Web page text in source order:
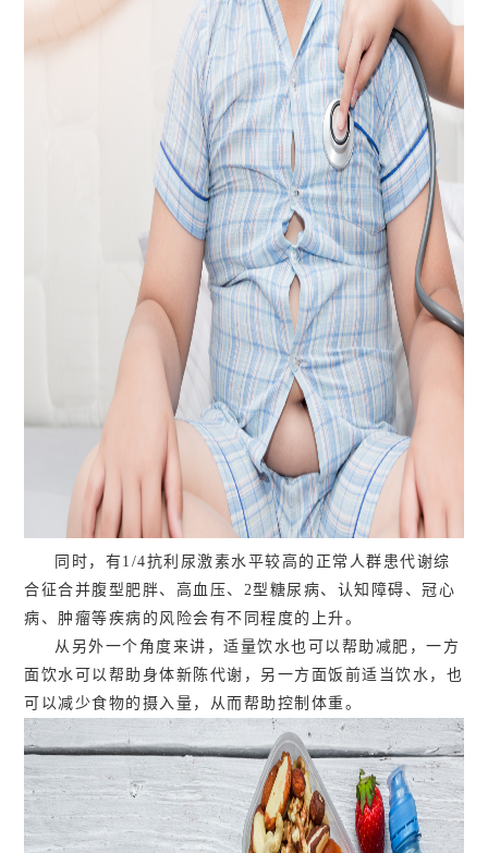
同时，有1/4抗利尿激素水平较高的正常人群患代谢综
合征合并腹型肥胖、高血压、2型糖尿病、认知障碍、冠心
病、肿瘤等疾病的风险会有不同程度的上升。
从另外一个角度来讲，适量饮水也可以帮助减肥，一方
面饮水可以帮助身体新陈代谢，另一方面饭前适当饮水，也
可以减少食物的摄入量，从而帮助控制体重。